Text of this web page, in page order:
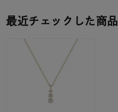
最近チェックした商品